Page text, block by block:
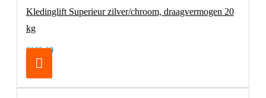
Kledinglift Superieur zilver/chroom, draagvermogen 20
kg
€169,00